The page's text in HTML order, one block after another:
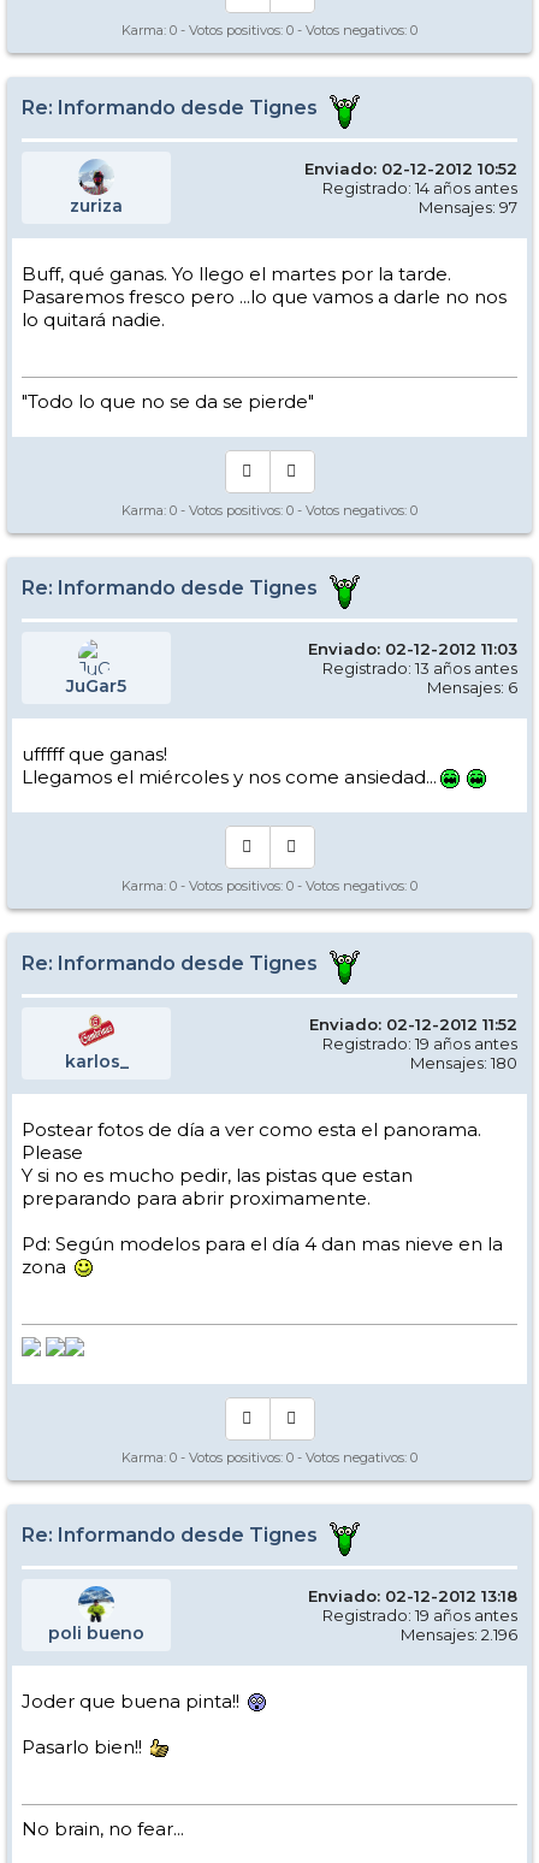
Karma: 0 - Votos positivos: 0 - Votos negativos: 0
Re: Informando desde Tignes
zuriza
Enviado: 02-12-2012 10:52
Registrado: 14 años antes
Mensajes: 97
Buff, qué ganas. Yo llego el martes por la tarde.
Pasaremos fresco pero ...lo que vamos a darle no nos
lo quitará nadie.
"Todo lo que no se da se pierde"
Karma: 0 - Votos positivos: 0 - Votos negativos: 0
Re: Informando desde Tignes
JuGar5
Enviado: 02-12-2012 11:03
Registrado: 13 años antes
Mensajes: 6
ufffff que ganas!
Llegamos el miércoles y nos come ansiedad...
Karma: 0 - Votos positivos: 0 - Votos negativos: 0
Re: Informando desde Tignes
karlos_
Enviado: 02-12-2012 11:52
Registrado: 19 años antes
Mensajes: 180
Postear fotos de día a ver como esta el panorama.
Please
Y si no es mucho pedir, las pistas que estan
preparando para abrir proximamente.
Pd: Según modelos para el día 4 dan mas nieve en la
zona
Karma: 0 - Votos positivos: 0 - Votos negativos: 0
Re: Informando desde Tignes
poli bueno
Enviado: 02-12-2012 13:18
Registrado: 19 años antes
Mensajes: 2.196
Joder que buena pinta!!
Pasarlo bien!!
No brain, no fear...